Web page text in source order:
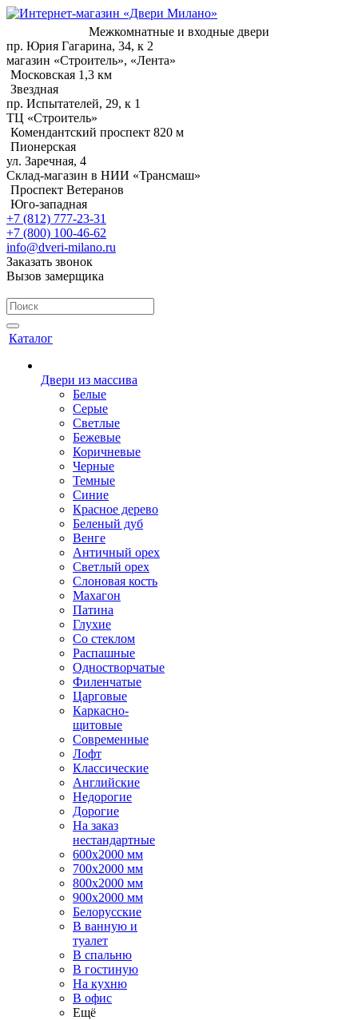
Межкомнатные и входные двери
пр. Юрия Гагарина, 34, к 2
магазин «Строитель», «Лента»
Московская 1,3 км
Звездная
пр. Испытателей, 29, к 1
ТЦ «Строитель»
Комендантский проспект 820 м
Пионерская
ул. Заречная, 4
Склад-магазин в НИИ «Трансмаш»
Проспект Ветеранов
Юго-западная
+7 (812) 777-23-31
+7 (800) 100-46-62
info@dveri-milano.ru
Заказать звонок
Вызов замерщика
Каталог
Двери из массива
Белые
Серые
Светлые
Бежевые
Коричневые
Черные
Темные
Синие
Красное дерево
Беленый дуб
Венге
Античный орех
Светлый орех
Слоновая кость
Махагон
Патина
Глухие
Со стеклом
Распашные
Одностворчатые
Филенчатые
Царговые
Каркасно-
щитовые
Современные
Лофт
Классические
Английские
Недорогие
Дорогие
На заказ
нестандартные
600х2000 мм
700х2000 мм
800х2000 мм
900х2000 мм
Белорусские
В ванную и
туалет
В спальню
В гостиную
На кухню
В офис
Ещё